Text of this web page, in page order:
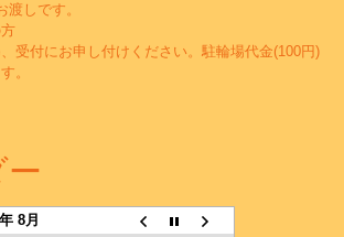
しです。
受付にお申し付けください。駐輪場代金(100円)
。
ー
8月